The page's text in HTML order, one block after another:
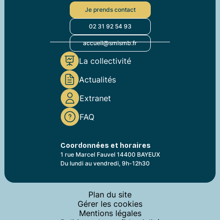
Je prends contact
02 31 92 54 93
accueil@smismb.fr
La collectivité
Actualités
Extranet
FAQ
Coordonnées et horaires
1 rue Marcel Fauvel 14400 BAYEUX
Du lundi au vendredi, 9h-12h30
Plan du site
Gérer les cookies
Mentions légales